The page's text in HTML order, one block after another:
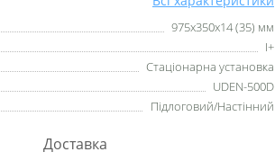
975х350х14 (35) мм
I+
Стаціонарна установка
UDEN-500D
Підлоговий/Настінний
Доставка